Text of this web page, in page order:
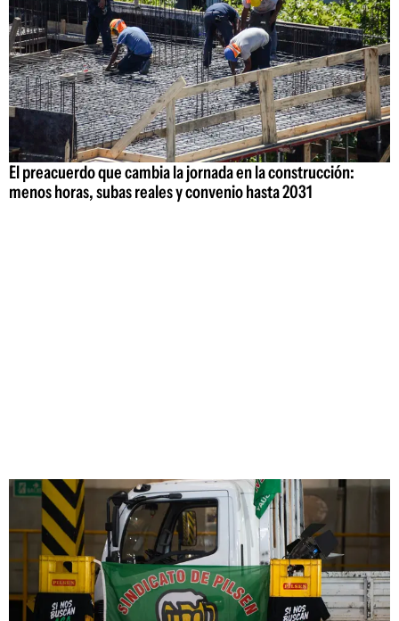
El preacuerdo que cambia la jornada en la construcción:
menos horas, subas reales y convenio hasta 2031